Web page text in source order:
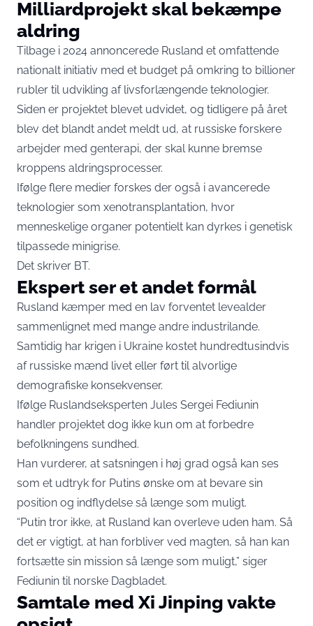
Milliardprojekt skal bekæmpe
aldring
Tilbage i 2024 annoncerede Rusland et omfattende
nationalt initiativ med et budget på omkring to billioner
rubler til udvikling af livsforlængende teknologier.
Siden er projektet blevet udvidet, og tidligere på året
blev det blandt andet meldt ud, at russiske forskere
arbejder med genterapi, der skal kunne bremse
kroppens aldringsprocesser.
Ifølge flere medier forskes der også i avancerede
teknologier som xenotransplantation, hvor
menneskelige organer potentielt kan dyrkes i genetisk
tilpassede minigrise.
Det skriver BT.
Ekspert ser et andet formål
Rusland kæmper med en lav forventet levealder
sammenlignet med mange andre industrilande.
Samtidig har krigen i Ukraine kostet hundredtusindvis
af russiske mænd livet eller ført til alvorlige
demografiske konsekvenser.
Ifølge Ruslandseksperten Jules Sergei Fediunin
handler projektet dog ikke kun om at forbedre
befolkningens sundhed.
Han vurderer, at satsningen i høj grad også kan ses
som et udtryk for Putins ønske om at bevare sin
position og indflydelse så længe som muligt.
“Putin tror ikke, at Rusland kan overleve uden ham. Så
det er vigtigt, at han forbliver ved magten, så han kan
fortsætte sin mission så længe som muligt,” siger
Fediunin til norske Dagbladet.
Samtale med Xi Jinping vakte